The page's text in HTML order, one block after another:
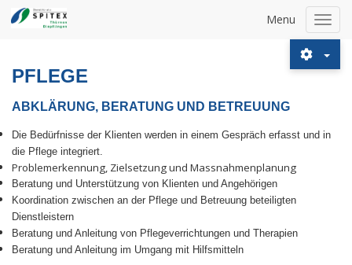
Menu
PFLEGE
ABKLÄRUNG, BERATUNG UND BETREUUNG
Die Bedürfnisse der Klienten werden in einem Gespräch erfasst und in
die Pflege integriert.
Problemerkennung, Zielsetzung und Massnahmenplanung
Beratung und Unterstützung von Klienten und Angehörigen
Koordination zwischen an der Pflege und Betreuung beteiligten
Dienstleistern
Beratung und Anleitung von Pflegeverrichtungen und Therapien
Beratung und Anleitung im Umgang mit Hilfsmitteln